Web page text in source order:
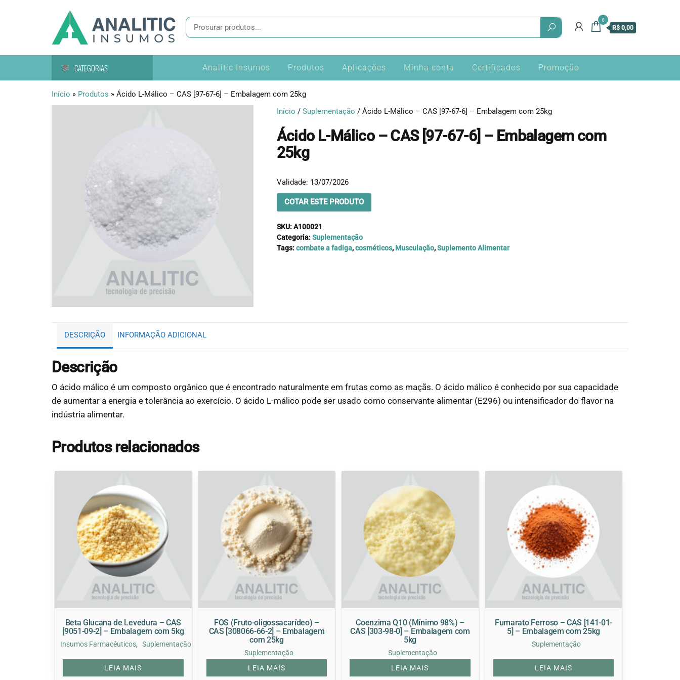
Analitic
Insumos
de
precisão
0
R$ 0,00
CATEGORIAS Analitic Insumos Produtos Aplicações Minha conta Certificados Promoção
Início » Produtos » Ácido L-Málico – CAS [97-67-6] – Embalagem com 25kg
Início / Suplementação / Ácido L-Málico – CAS [97-67-6] – Embalagem com 25kg
Ácido L-Málico – CAS [97-67-6] – Embalagem com
25kg
Validade: 13/07/2026
COTAR ESTE PRODUTO
SKU:A100021
Categoria:Suplementação
Tags:combate a fadiga,cosméticos, Musculação,Suplemento Alimentar
DESCRIÇÃO INFORMAÇÃO ADICIONAL
Descrição
O ácido málico é um composto orgânico que é encontrado naturalmente em frutas como as maçãs. O ácido málico é conhecido por sua capacidade
de aumentar a energia e tolerância ao exercício. O ácido L-málico pode ser usado como conservante alimentar (E296) ou intensificador do flavor na
indústria alimentar.
Produtos relacionados
Beta Glucana de Levedura – CAS
[9051-09-2] – Embalagem com 5kg
Insumos Farmacêuticos, Suplementação
LEIA MAIS
FOS (Fruto-oligossacarídeo) –
CAS [308066-66-2] – Embalagem
com 25kg
Suplementação
LEIA MAIS
Coenzima Q10 (Mínimo 98%) –
CAS [303-98-0] – Embalagem com
5kg
Suplementação
LEIA MAIS
Fumarato Ferroso – CAS [141-01-
5] – Embalagem com 25kg
Suplementação
LEIA MAIS